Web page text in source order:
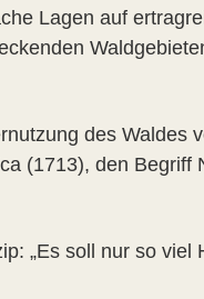
Lagen auf
des Waldes
(1713), den
„Es soll nur so